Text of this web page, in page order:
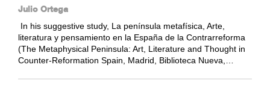
Julio Ortega
In his suggestive study, La península metafísica, Arte,
literatura y pensamiento en la España de la Contrarreforma
(The Metaphysical Peninsula: Art, Literature and Thought in
Counter-Reformation Spain, Madrid, Biblioteca Nueva,…